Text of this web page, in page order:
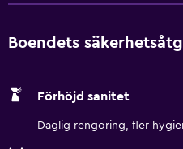
Platt-tv med
gratis lokalsamtal ingår
Boendets
Förhöjd sanitet
Daglig rengöring, fler